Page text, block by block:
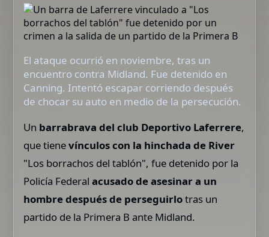
El ataque ocurrió en noviembre, tras un
encuentro contra Midland. Fue detenido en
Canning. Intentó escapar corriendo después
de chocar su auto en medio de la persecución.
Un barrabrava del club Deportivo Laferrere,
que tienevínculos con la hinchada de River
"Los borrachos del tablón", fue detenido por la
Policía Federal acusado de asesinar a un
hombre después de perseguirlotras un
partido de la Primera B ante Midland.